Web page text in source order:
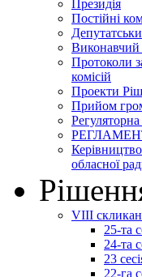
Президія
Постійні
Виконавчий
Протоколи
комісій
Проекти
Прийом
Регуляторна
обласної
VIII
25-та
24-та
23
22-га